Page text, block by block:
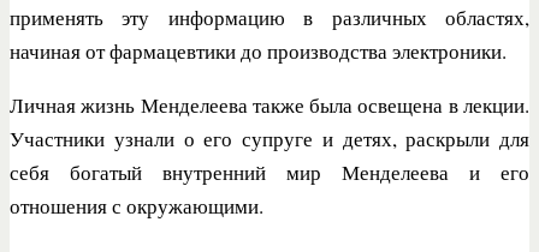
применять эту информацию в различных областях,
начиная от фармацевтики до производства электроники.
Личная жизнь Менделеева также была освещена в лекции.
Участники узнали о его супруге и детях, раскрыли для
себя богатый внутренний мир Менделеева и его
отношения с окружающими.